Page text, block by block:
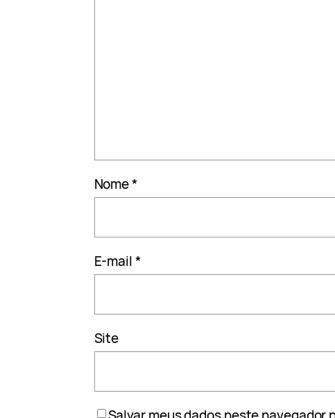
Nome*
E-mail*
Site